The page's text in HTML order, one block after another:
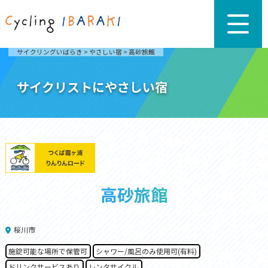
サイクリングいばらき > やさしい宿 > 高砂旅館
サイクリストにやさしい宿
高砂旅館
桜川市
施錠可能な場所で保管可
シャワー/風呂のみ使用可(有料)